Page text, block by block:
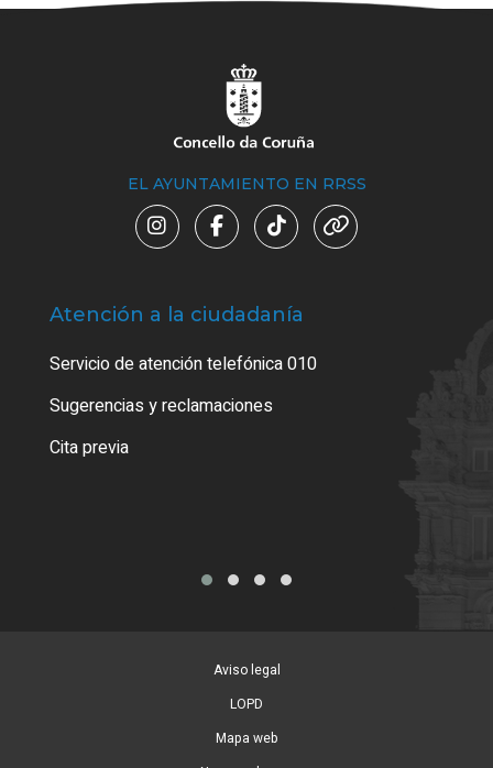
EL AYUNTAMIENTO EN RRSS
Atención a la ciudadanía
Servicio de atención telefónica 010
Sugerencias y reclamaciones
Cita previa
Aviso legal
LOPD
Mapa web